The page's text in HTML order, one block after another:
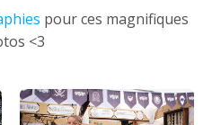
pour ces magnifiques
<3